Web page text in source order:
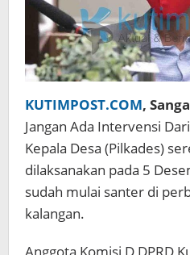
KUTIMPOST.COM,
Jangan Ada Intervensi
Kepala Desa (Pilkades)
dilaksanakan pada 5
sudah mulai santer di
kalangan.